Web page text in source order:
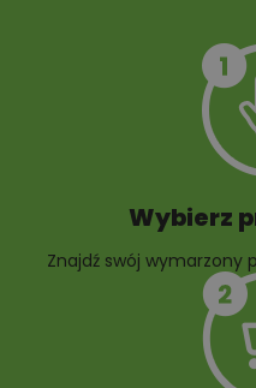
10 projektów małej
Wybierz
Znajdź swój wymarzony